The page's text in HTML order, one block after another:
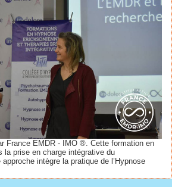
France EMDR - IMO ®. Cette formation en
la prise en charge intégrative du
intègre la pratique de l’Hypnose